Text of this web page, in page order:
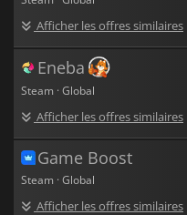
Afficher les offres similaires
Eneba
Steam · Global
Afficher les offres similaires
Game Boost
Steam · Global
Afficher les offres similaires